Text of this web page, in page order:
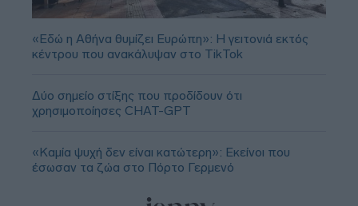
«Εδώ η Αθήνα θυμίζει Ευρώπη»: H γειτονιά εκτός
κέντρου που ανακάλυψαν στο TikTok
Δύο σημείο στίξης που προδίδουν ότι
χρησιμοποίησες CHAT-GPT
«Καμία ψυχή δεν είναι κατώτερη»: Εκείνοι που
έσωσαν τα ζώα στο Πόρτο Γερμενό